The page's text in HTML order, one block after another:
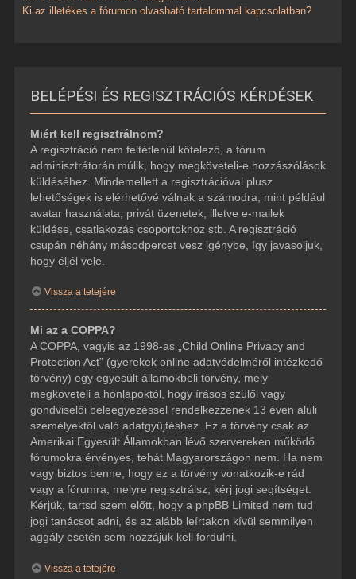
Ki az illetékes a fórumon olvasható tartalommal kapcsolatban?
BELÉPÉSI ÉS REGISZTRÁCIÓS KÉRDÉSEK
Miért kell regisztrálnom?
A regisztráció nem feltétlenül kötelező, a fórum
adminisztrátorán múlik, hogy megköveteli-e hozzászólások
küldéséhez. Mindemellett a regisztrációval plusz
lehetőségek is elérhetővé válnak a számodra, mint például
avatar használata, privát üzenetek, illetve e-mailek
küldése, csatlakozás csoportokhoz stb. A regisztráció
csupán néhány másodpercet vesz igénybe, így javasoljuk,
hogy éljél vele.
Vissza a tetejére
Mi az a COPPA?
A COPPA, vagyis az 1998-as „Child Online Privacy and
Protection Act” (gyerekek online adatvédelméről intézkedő
törvény) egy egyesült államokbeli törvény, mely
megköveteli a honlapoktól, hogy írásos szülői vagy
gondviselői beleegyezéssel rendelkezzenek 13 éven aluli
személyektől való adatgyűjtéshez. Ez a törvény csak az
Amerikai Egyesült Államokban lévő szervereken működő
fórumokra érvényes, tehát Magyarországon nem. Ha nem
vagy biztos benne, hogy ez a törvény vonatkozik-e rád
vagy a fórumra, melyre regisztrálsz, kérj jogi segítséget.
Kérjük, tartsd szem előtt, hogy a phpBB Limited nem tud
jogi tanácsot adni, és az alább leírtakon kívül semmilyen
aggály esetén sem hozzájuk kell fordulni.
Vissza a tetejére